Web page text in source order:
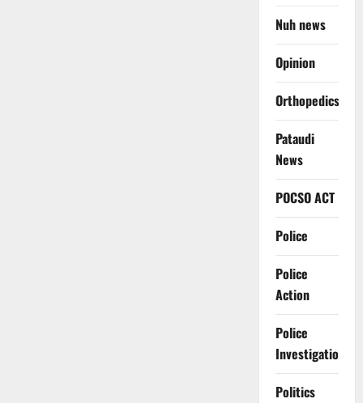
Nuh news
Opinion
Orthopedics
Pataudi
News
POCSO ACT
Police
Police
Action
Police
Investigation
Politics